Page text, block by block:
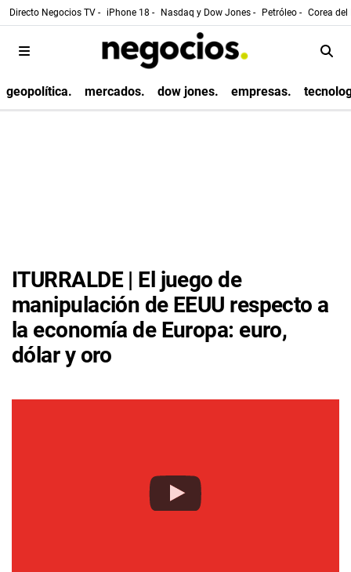
Directo Negocios TV - iPhone 18 - Nasdaq y Dow Jones - Petróleo - Corea
geopolítica. mercados. dow jones. empresas.
ITURRALDE | El juego de
manipulación de EEUU respecto a
la economía de Europa: euro,
dólar y oro